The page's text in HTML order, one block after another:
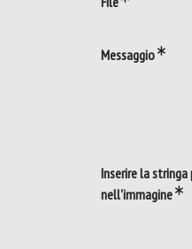
Messaggio
Inserire la stringa
nell'immagine